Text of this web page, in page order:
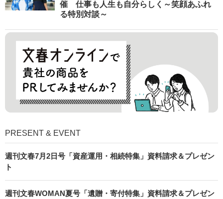
催 仕事も人生も自分らしく～笑顔あふれ
る特別対談～
PRESENT & EVENT
週刊文春7月2日号「資産運用・相続特集」資料請求＆プレゼン
ト
週刊文春WOMAN夏号「遺贈・寄付特集」資料請求＆プレゼン